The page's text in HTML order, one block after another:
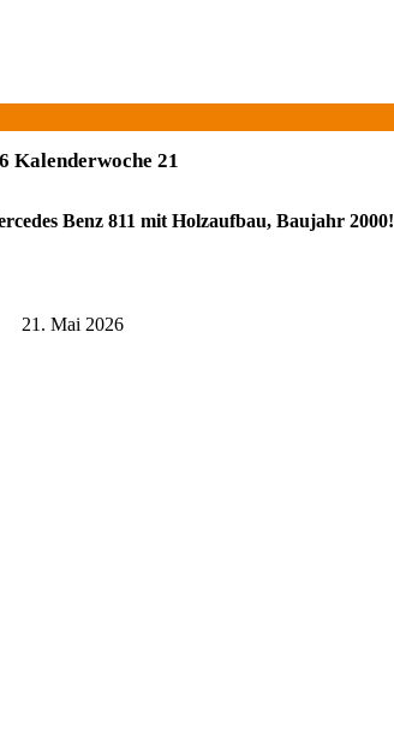
Kalenderwoche 21
Benz 811 mit Holzaufbau, Baujahr 2000!
21. Mai 2026